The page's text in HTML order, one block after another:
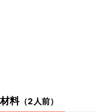
材料（2人前）